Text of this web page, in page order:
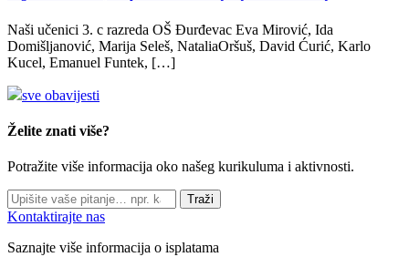
Naši učenici 3. c razreda OŠ Đurđevac Eva Mirović, Ida
Domišljanović, Marija Seleš, NataliaOršuš, David Ćurić, Karlo
Kucel, Emanuel Funtek, […]
sve obavijesti
Želite znati više?
Potražite više informacija oko našeg kurikuluma i aktivnosti.
Traži
Kontaktirajte nas
Saznajte više informacija o isplatama